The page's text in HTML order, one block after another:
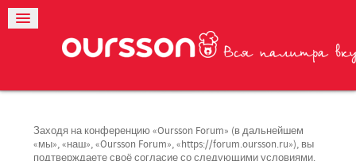
Заходя на конференцию «Oursson Forum» (в дальнейшем
«мы», «наш», «Oursson Forum», «https://forum.oursson.ru»), вы
подтверждаете своё согласие со следующими условиями.